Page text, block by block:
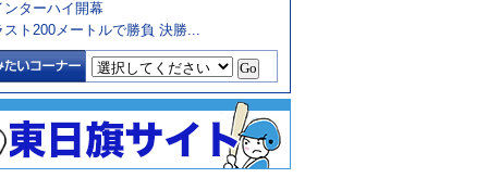
ンターハイ開幕
スト200メートルで勝負 決勝...